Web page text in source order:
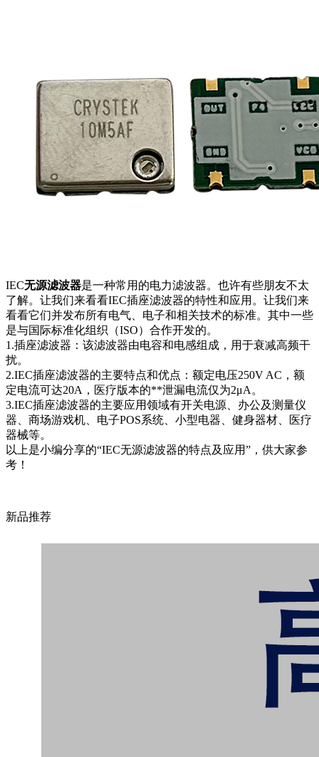
IEC无源滤波器是一种常用的电力滤波器。也许有些朋友不太
了解。让我们来看看IEC插座滤波器的特性和应用。让我们来
看看它们并发布所有电气、电子和相关技术的标准。其中一些
是与国际标准化组织（ISO）合作开发的。
1.插座滤波器：该滤波器由电容和电感组成，用于衰减高频干
扰。
2.IEC插座滤波器的主要特点和优点：额定电压250V AC，额
定电流可达20A，医疗版本的**泄漏电流仅为2μA。
3.IEC插座滤波器的主要应用领域有开关电源、办公及测量仪
器、商场游戏机、电子POS系统、小型电器、健身器材、医疗
器械等。
以上是小编分享的“IEC无源滤波器的特点及应用”，供大家参
考！
新品推荐